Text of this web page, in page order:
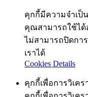
คุกกี้มีความจำเป็
คุณสามารถใช้ได้
ไม่สามารถปิดกา
เราได้
Cookies Details
คุกกี้เพื่อการวิเคร